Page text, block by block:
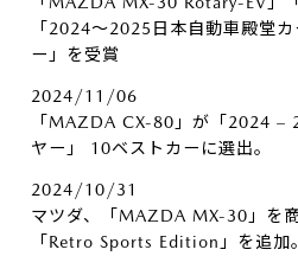
「2024～2025日本自動車殿堂
ー」を受賞
2024/11/06
「MAZDA CX-80」が「2024 –
ヤー」 10ベストカーに選出。
2024/10/31
マツダ、「MAZDA MX-30」を
「Retro Sports Edition」を追加